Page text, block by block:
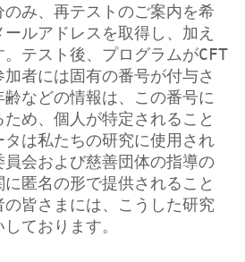
み、再テストのご案内を希
ルアドレスを取得し、加え
テスト後、プログラムがCFT
者には固有の番号が付与さ
などの情報は、この番号に
め、個人が特定されること
は私たちの研究に使用され
会および慈善団体の指導の
匿名の形で提供されること
皆さまには、こうした研究
ております。